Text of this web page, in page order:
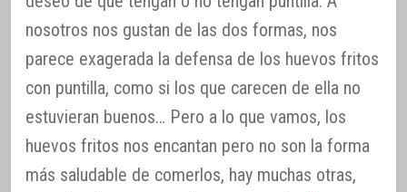
nosotros nos gustan de las dos formas, nos
parece exagerada la defensa de los huevos fritos
con puntilla, como si los que carecen de ella no
estuvieran buenos… Pero a lo que vamos, los
huevos fritos nos encantan pero no son la forma
más saludable de comerlos, hay muchas otras,